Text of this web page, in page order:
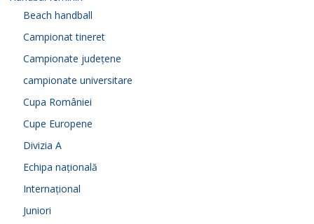
Beach handball
Campionat tineret
Campionate județene
campionate universitare
Cupa României
Cupe Europene
Divizia A
Echipa națională
Internațional
Juniori